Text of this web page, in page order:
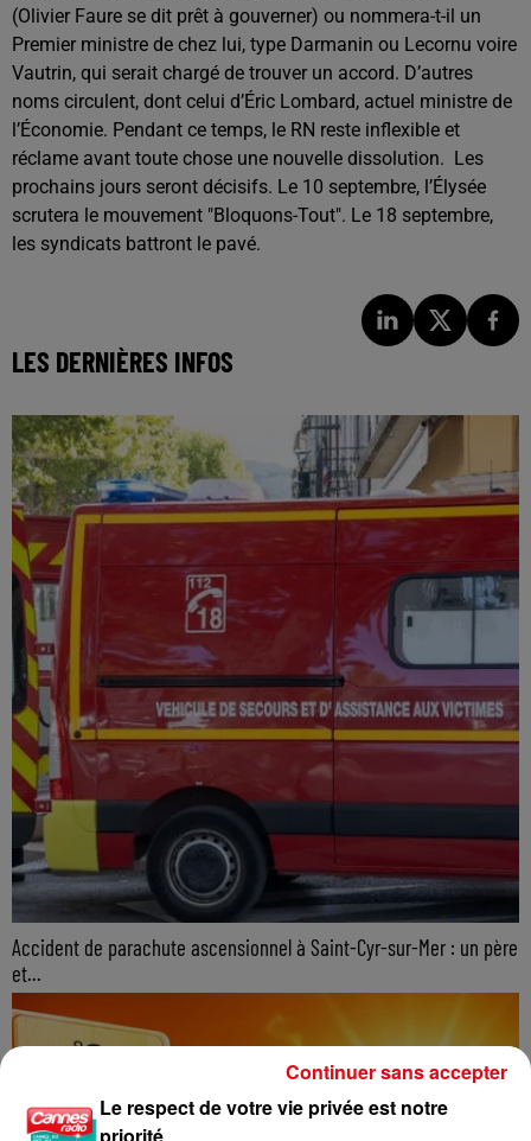
(Olivier Faure se dit prêt à gouverner) ou nommera-t-il un
Premier ministre de chez lui, type Darmanin ou Lecornu voire
Vautrin, qui serait chargé de trouver un accord. D’autres
noms circulent, dont celui d’Éric Lombard, actuel ministre de
l’Économie. Pendant ce temps, le RN reste inflexible et
réclame avant toute chose une nouvelle dissolution. Les
prochains jours seront décisifs. Le 10 septembre, l’Élysée
scrutera le mouvement "Bloquons-Tout". Le 18 septembre,
les syndicats battront le pavé.
LES DERNIÈRES INFOS
Accident de parachute ascensionnel à Saint-Cyr-sur-Mer : un père
et...
Le respect de votre vie privée est notre
Continuer sans accepter